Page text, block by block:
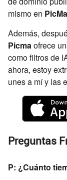
mismo en PicMa
Además,
Picmaofrece
como filtros de
ahora, estoy
unes a mí y las
Preguntas
P: ¿Cuánto